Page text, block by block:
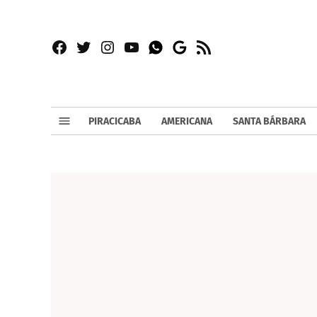
Facebook
TwitterInstagram
YouTubeWhatsapp
Google
RSS
PIRACICABA AMERICANA SANTA BÁRBARA